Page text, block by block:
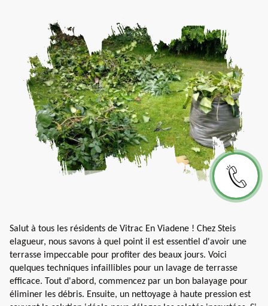
Salut à tous les résidents de Vitrac En Viadene ! Chez Steis
elagueur, nous savons à quel point il est essentiel d'avoir une
terrasse impeccable pour profiter des beaux jours. Voici
quelques techniques infaillibles pour un lavage de terrasse
efficace. Tout d'abord, commencez par un bon balayage pour
éliminer les débris. Ensuite, un nettoyage à haute pression est